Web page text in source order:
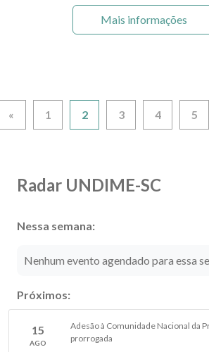
Mais informações
« 1 2 3 4 5
Radar UNDIME-SC
Nessa semana:
Nenhum evento agendado para essa
Próximos:
15
AGO
Adesão à Comunidade Nacional da
prorrogada